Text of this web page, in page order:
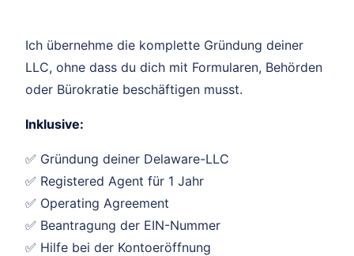
Ich übernehme die komplette Gründung deiner
LLC, ohne dass du dich mit Formularen, Behörden
oder Bürokratie beschäftigen musst.
Inklusive:
✅ Gründung deiner Delaware-LLC
✅ Registered Agent für 1 Jahr
✅ Operating Agreement
✅ Beantragung der EIN-Nummer
✅ Hilfe bei der Kontoeröffnung